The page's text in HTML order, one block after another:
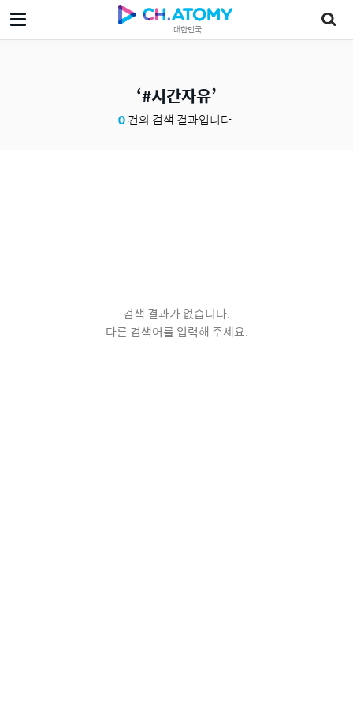
대한민국
#시간자유
0건의 검색 결과입니다.
검색 결과가 없습니다.
다른 검색어를 입력해 주세요.